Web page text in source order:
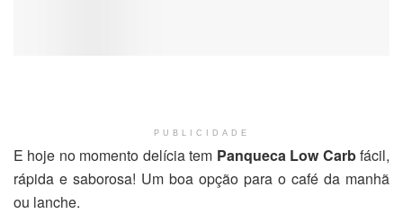
PUBLICIDADE
E hoje no momento delícia tem Panqueca Low Carbfácil,
rápida e saborosa! Um boa opção para o café da manhã
ou lanche.